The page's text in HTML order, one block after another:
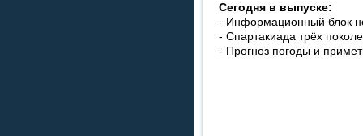
Сегодня в выпуске:
- Информационный блок
- Спартакиада трёх
- Прогноз погоды и